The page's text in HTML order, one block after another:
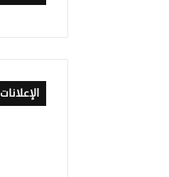
الإعلانات